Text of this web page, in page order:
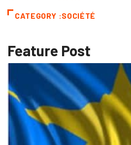
CATEGORY :SOCIÉTÉ
Feature Post